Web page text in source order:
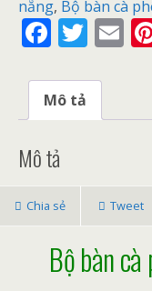
nẵng, Bộ bàn cà
F
e
b
o
o
k
T
itt
er
E
l
Mô tả
Mô tả
Chia sẻ Tweet
Bộ bàn